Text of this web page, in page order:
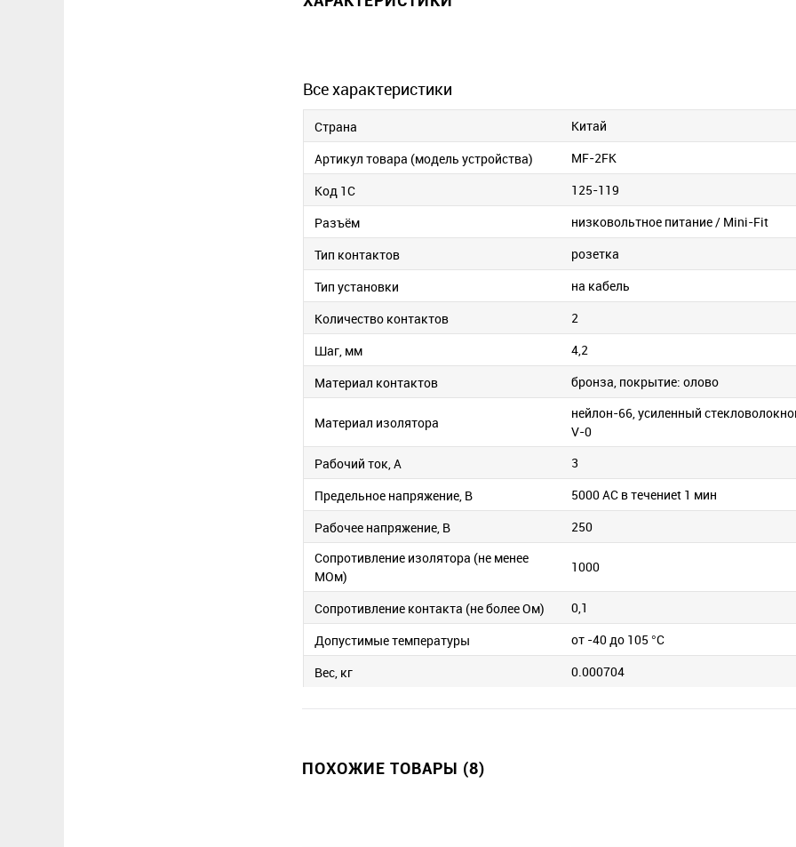
Все характеристики
Страна
Китай
Артикул товара (модель устройства)
MF-2FK
Код 1С
125-119
Разъём
низковольтное питание / Mini-Fit
Тип контактов
розетка
Тип установки
на кабель
Количество контактов
2
Шаг, мм
4,2
Материал контактов
бронза, покрытие: олово
Материал изолятора
нейлон-66, усиленный
V-0
Рабочий ток, А
3
Предельное напряжение, В
5000 AC в течениеt 1 мин
Рабочее напряжение, В
250
Сопротивление изолятора (не менее
МОм)
1000
Сопротивление контакта (не более Ом)
0,1
Допустимые температуры
от -40 до 105 °C
Вес, кг
0.000704
ПОХОЖИЕ ТОВАРЫ (8)